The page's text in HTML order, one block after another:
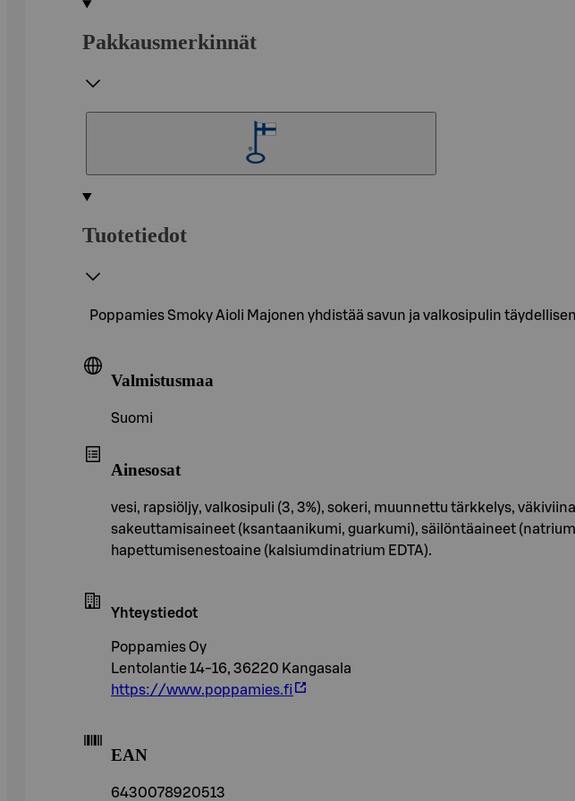
Pakkausmerkinnät
Tuotetiedot
Poppamies Smoky Aioli Majonen yhdistää savun ja valkosipulin
Valmistusmaa
Suomi
Ainesosat
vesi, rapsiöljy, valkosipuli (3, 3%), sokeri, muunnettu tärkkelys,
sakeuttamisaineet (ksantaanikumi, guarkumi), säilöntäaineet
hapettumisenestoaine (kalsiumdinatrium EDTA).
Yhteystiedot
Poppamies Oy
Lentolantie 14-16, 36220 Kangasala
https://www.poppamies.fi
EAN
6430078920513